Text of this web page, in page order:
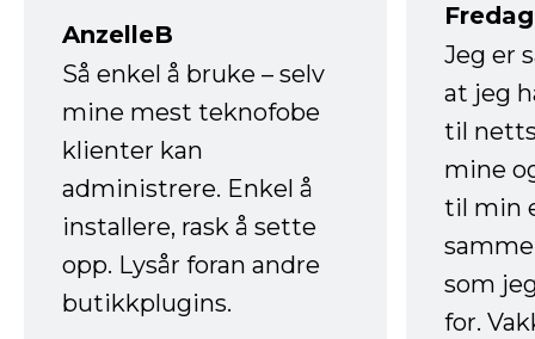
AnzelleB
Så enkel å bruke – selv
mine mest teknofobe
klienter kan
administrere. Enkel å
installere, rask å sette
opp. Lysår foran andre
butikkplugins.
Jeg er
at jeg
til
mine
til min
som
for.